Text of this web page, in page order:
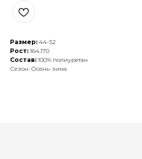
Размер: 44-52
Рост: 164,170
Состав: 100% полиуретан
Сезон: Осень-зима